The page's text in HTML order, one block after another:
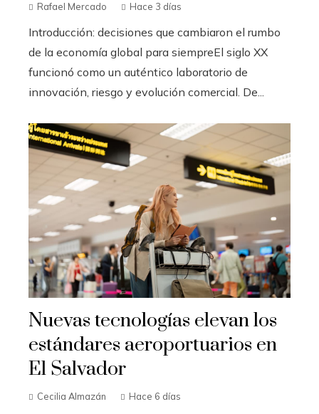
Rafael Mercado Hace 3 días
Introducción: decisiones que cambiaron el rumbo
de la economía global para siempreEl siglo XX
funcionó como un auténtico laboratorio de
innovación, riesgo y evolución comercial. De...
Nuevas tecnologías elevan los
estándares aeroportuarios en
El Salvador
Cecilia Almazán Hace 6 días